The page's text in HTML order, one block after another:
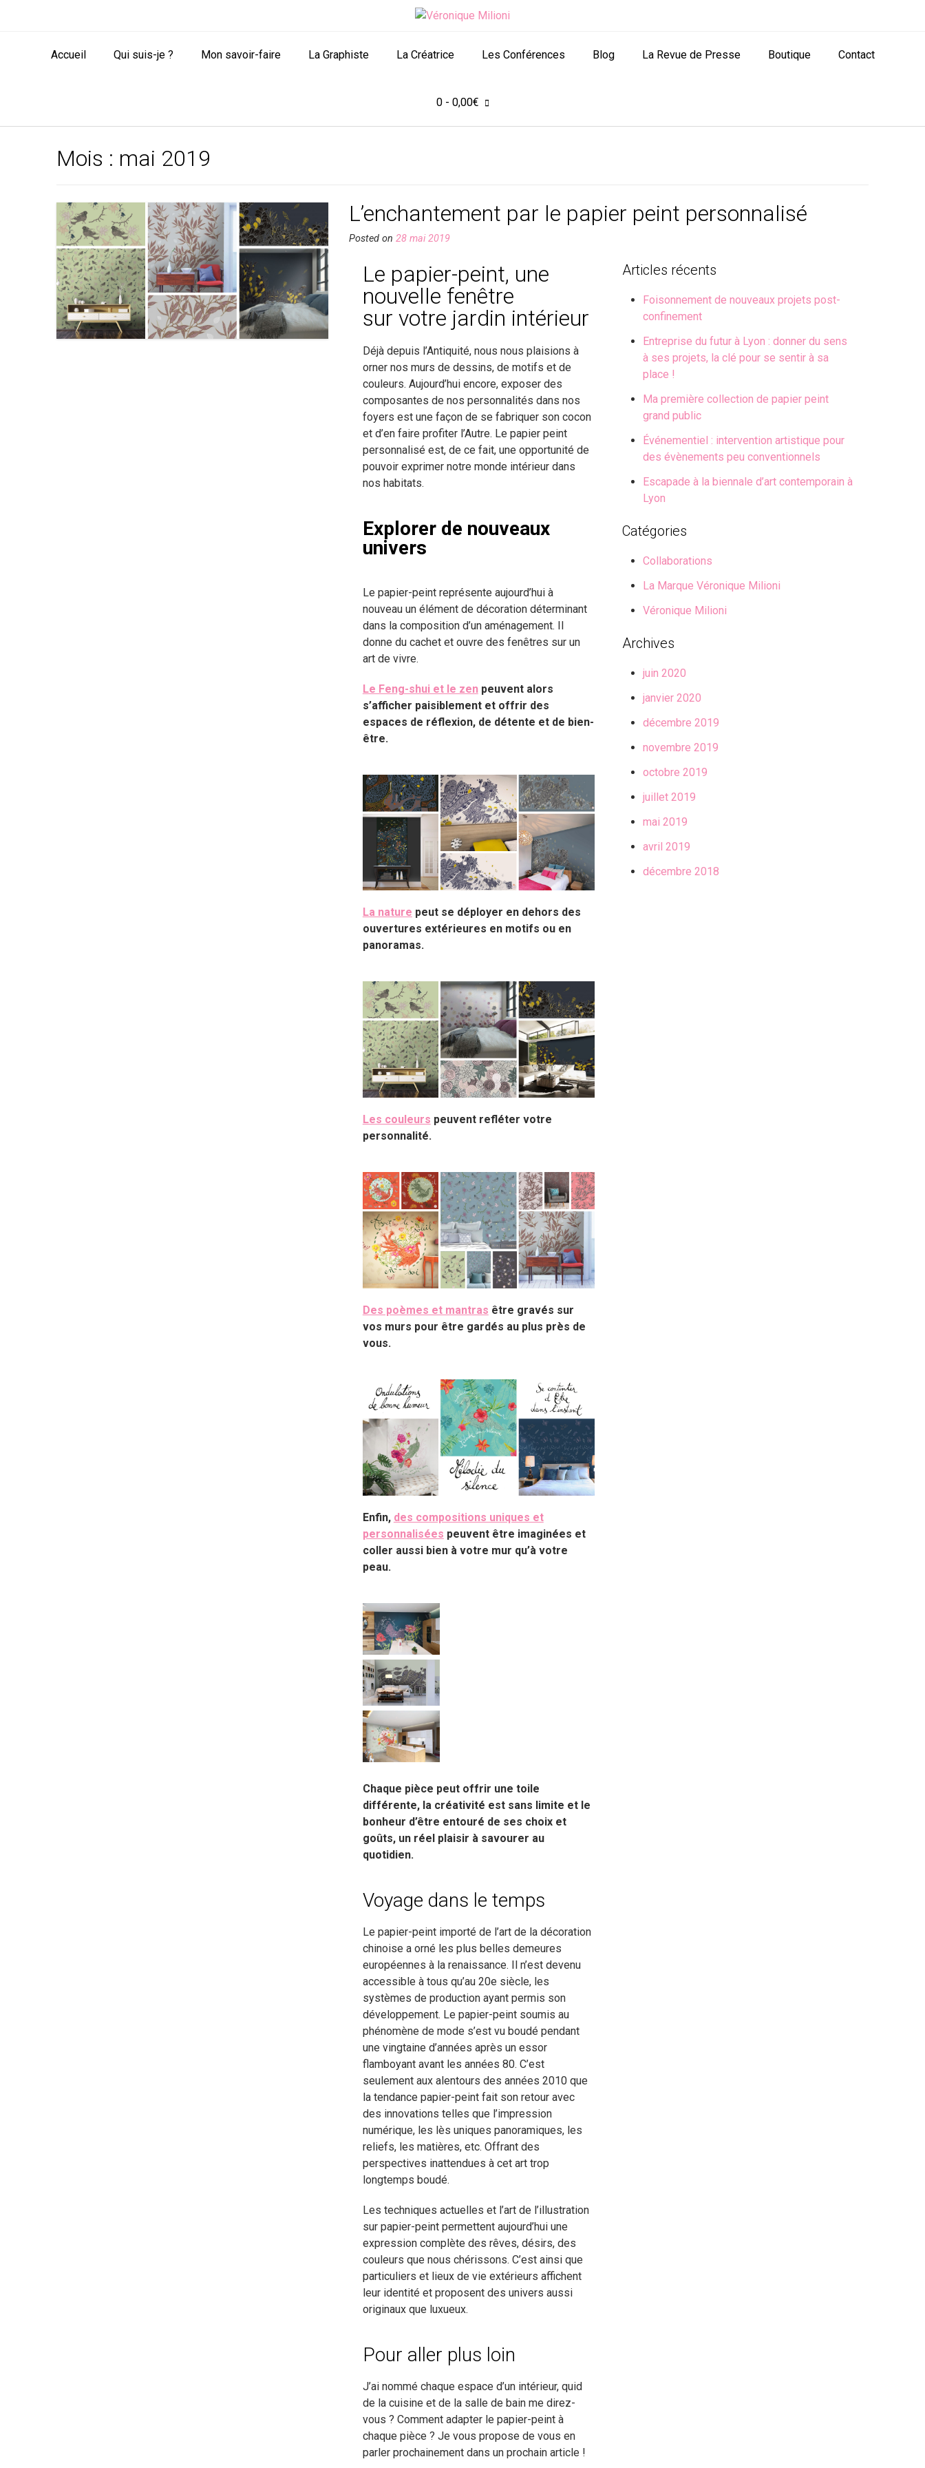
Accueil Qui suis-je ? Mon savoir-faire La Graphiste La Créatrice Les Conférences Blog La Revue de Presse Boutique Contact
0- 0,00€
Mois : mai 2019
L’enchantement par le papier peint personnalisé
Posted on 28 mai 2019
Le papier-peint, une
nouvelle fenêtre
sur votre jardin intérieur
Déjà depuis l’Antiquité, nous nous plaisions à
orner nos murs de dessins, de motifs et de
couleurs. Aujourd’hui encore, exposer des
composantes de nos personnalités dans nos
foyers est une façon de se fabriquer son cocon
et d’en faire profiter l’Autre. Le papier peint
personnalisé est, de ce fait, une opportunité de
pouvoir exprimer notre monde intérieur dans
nos habitats.
Explorer de nouveaux
univers
Le papier-peint représente aujourd’hui à
nouveau un élément de décoration déterminant
dans la composition d’un aménagement. Il
donne du cachet et ouvre des fenêtres sur un
art de vivre.
Le Feng-shui et le zenpeuvent alors
s’afficher paisiblement et offrir des
espaces de réflexion, de détente et de bien-
être.
La nature peut se déployer en dehors des
ouvertures extérieures en motifs ou en
panoramas.
Les couleurs peuvent refléter votre
personnalité.
Des poèmes et mantras être gravés sur
vos murs pour être gardés au plus près de
vous.
Enfin, des compositions uniques et
personnalisées peuvent être imaginées et
coller aussi bien à votre mur qu’à votre
peau.
Chaque pièce peut offrir une toile
différente, la créativité est sans limite et le
bonheur d’être entouré de ses choix et
goûts, un réel plaisir à savourer au
quotidien.
Voyage dans le temps
Le papier-peint importé de l’art de la décoration
chinoise a orné les plus belles demeures
européennes à la renaissance. Il n’est devenu
accessible à tous qu’au 20e siècle, les
systèmes de production ayant permis son
développement. Le papier-peint soumis au
phénomène de mode s’est vu boudé pendant
une vingtaine d’années après un essor
flamboyant avant les années 80. C’est
seulement aux alentours des années 2010 que
la tendance papier-peint fait son retour avec
des innovations telles que l’impression
numérique, les lès uniques panoramiques, les
reliefs, les matières, etc. Offrant des
perspectives inattendues à cet art trop
longtemps boudé.
Les techniques actuelles et l’art de l’illustration
sur papier-peint permettent aujourd’hui une
expression complète des rêves, désirs, des
couleurs que nous chérissons. C’est ainsi que
particuliers et lieux de vie extérieurs affichent
leur identité et proposent des univers aussi
originaux que luxueux.
Pour aller plus loin
J’ai nommé chaque espace d’un intérieur, quid
de la cuisine et de la salle de bain me direz-
vous ? Comment adapter le papier-peint à
chaque pièce ? Je vous propose de vous en
parler prochainement dans un prochain article !
Articles récents
Foisonnement de nouveaux projets post-
confinement
Entreprise du futur à Lyon : donner du sens
à ses projets, la clé pour se sentir à sa
place !
Ma première collection de papier peint
grand public
Événementiel : intervention artistique pour
des évènements peu conventionnels
Escapade à la biennale d’art contemporain à
Lyon
Catégories
Collaborations
La Marque Véronique Milioni
Véronique Milioni
Archives
juin 2020
janvier 2020
décembre 2019
novembre 2019
octobre 2019
juillet 2019
mai 2019
avril 2019
décembre 2018